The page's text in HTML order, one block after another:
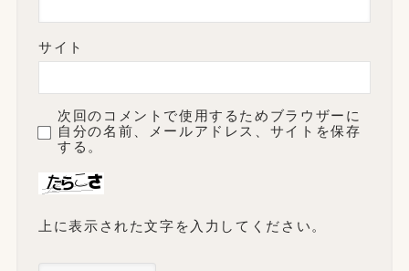
サイト
次回のコメントで使用するためブラウザーに
自分の名前、メールアドレス、サイトを保存
する。
上に表示された文字を入力してください。